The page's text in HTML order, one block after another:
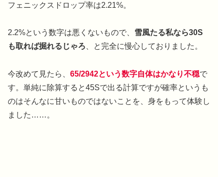
フェニックスドロップ率は2.21%。
2.2%という数字は悪くないもので、 雪風たる私なら30S
も取れば掘れるじゃろ 、と完全に慢心しておりました。
今改めて見たら、 65/2942という数字自体はかなり不穏で
す。単純に除算すると45Sで出る計算ですが確率というも
のはそんなに甘いものではないことを、身をもって体験し
ました……。